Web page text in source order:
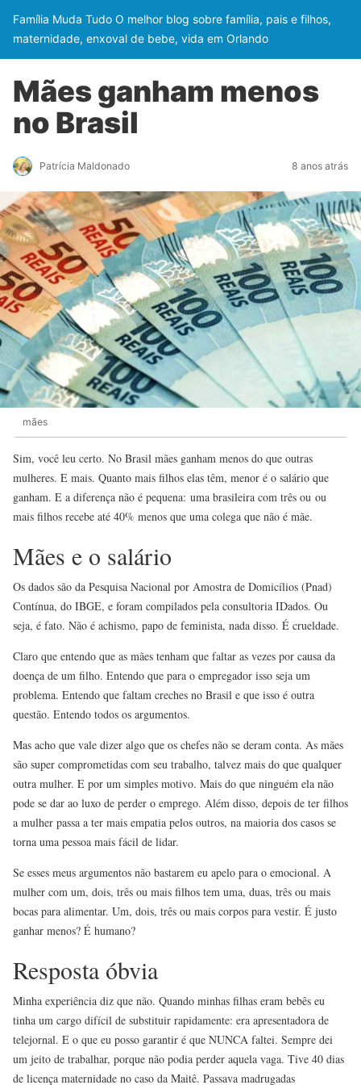
Família Muda Tudo O melhor blog sobre família, pais e filhos,
maternidade, enxoval de bebe, vida em Orlando
Mães ganham menos
no Brasil
Patrícia Maldonado 8 anos atrás
mães
Sim, você leu certo. No Brasil mães ganham menos do que outras
mulheres. E mais. Quanto mais filhos elas têm, menor é o salário que
ganham. E a diferença não é pequena: uma brasileira com três ou ou
mais filhos recebe até 40% menos que uma colega que não é mãe.
Mães e o salário
Os dados são da Pesquisa Nacional por Amostra de Domicílios (Pnad)
Contínua, do IBGE, e foram compilados pela consultoria IDados. Ou
seja, é fato. Não é achismo, papo de feminista, nada disso. É crueldade.
Claro que entendo que as mães tenham que faltar as vezes por causa da
doença de um filho. Entendo que para o empregador isso seja um
problema. Entendo que faltam creches no Brasil e que isso é outra
questão. Entendo todos os argumentos.
Mas acho que vale dizer algo que os chefes não se deram conta. As mães
são super comprometidas com seu trabalho, talvez mais do que qualquer
outra mulher. E por um simples motivo. Mais do que ninguém ela não
pode se dar ao luxo de perder o emprego. Além disso, depois de ter filhos
a mulher passa a ter mais empatia pelos outros, na maioria dos casos se
torna uma pessoa mais fácil de lidar.
Se esses meus argumentos não bastarem eu apelo para o emocional. A
mulher com um, dois, três ou mais filhos tem uma, duas, três ou mais
bocas para alimentar. Um, dois, três ou mais corpos para vestir. É justo
ganhar menos? É humano?
Resposta óbvia
Minha experiência diz que não. Quando minhas filhas eram bebês eu
tinha um cargo difícil de substituir rapidamente: era apresentadora de
telejornal. E o que eu posso garantir é que NUNCA faltei. Sempre dei
um jeito de trabalhar, porque não podia perder aquela vaga. Tive 40 dias
de licença maternidade no caso da Maitê. Passava madrugadas